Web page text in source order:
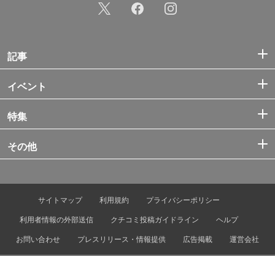
記事
イベント
特集
その他
サイトマップ 利用規約
プライバシーポリシー
利用者情報の外部送信
クチコミ投稿ガイドライン
ヘルプ
お問い合わせ
プレスリリース・情報提供 広告掲載 運営会社